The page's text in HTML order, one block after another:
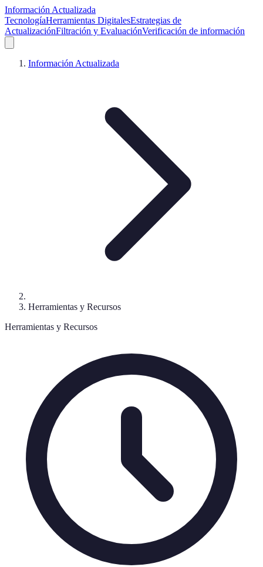
Información Actualizada
TecnologíaHerramientas DigitalesEstrategias de
ActualizaciónFiltración y EvaluaciónVerificación de información
Información Actualizada
Herramientas y Recursos
Herramientas y Recursos